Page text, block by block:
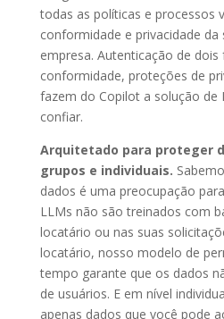
todas as políticas e processos
conformidade e privacidade da
empresa. Autenticação de
conformidade, proteções de
fazem do Copilot a solução de
confiar.
Arquitetado para proteger
grupos e individuais.
dados é uma preocupação
LLMs não são treinados com
locatário ou nas suas
locatário, nosso modelo de
tempo garante que os dados
de usuários. E em nível
apenas dados que você pode